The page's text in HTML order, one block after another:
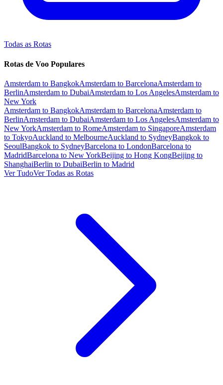
Todas as Rotas
Rotas de Voo Populares
Amsterdam to BangkokAmsterdam to BarcelonaAmsterdam to
BerlinAmsterdam to DubaiAmsterdam to Los AngelesAmsterdam to
New York
Amsterdam to BangkokAmsterdam to BarcelonaAmsterdam to
BerlinAmsterdam to DubaiAmsterdam to Los AngelesAmsterdam to
New YorkAmsterdam to RomeAmsterdam to SingaporeAmsterdam
to TokyoAuckland to MelbourneAuckland to SydneyBangkok to
SeoulBangkok to SydneyBarcelona to LondonBarcelona to
MadridBarcelona to New YorkBeijing to Hong KongBeijing to
ShanghaiBerlin to DubaiBerlin to Madrid
Ver TudoVer Todas as Rotas